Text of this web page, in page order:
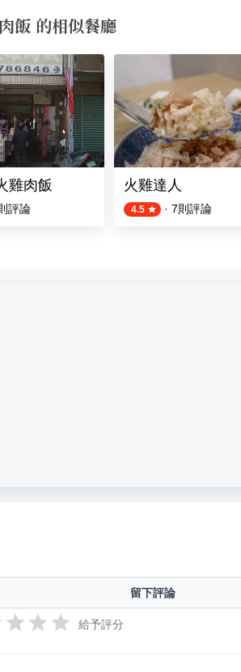
飯 的相似餐廳
雞肉飯
評論
火雞達人
4.5 · 7則評論
留下評論
給予評分